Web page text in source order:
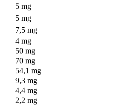
5 mg
5 mg
7,5 mg
4 mg
50 mg
70 mg
54,1 mg
9,3 mg
4,4 mg
2,2 mg